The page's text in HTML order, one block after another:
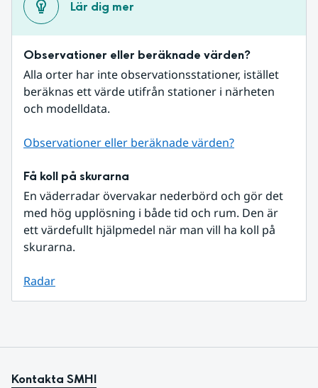
Lär dig mer
Observationer eller beräknade värden?
Alla orter har inte observationsstationer, istället
beräknas ett värde utifrån stationer i närheten
och modelldata.
Observationer eller beräknade värden?
Få koll på skurarna
En väderradar övervakar nederbörd och gör det
med hög upplösning i både tid och rum. Den är
ett värdefullt hjälpmedel när man vill ha koll på
skurarna.
Radar
Kontakta SMHI